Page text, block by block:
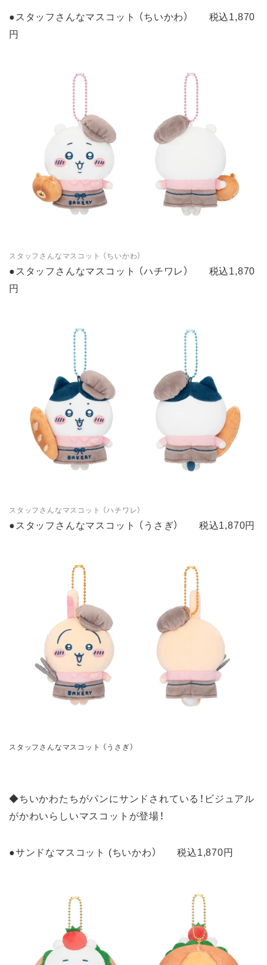
●スタッフさんなマスコット （ちいかわ） 税込1,870
円
スタッフさんなマスコット （ちいかわ）
●スタッフさんなマスコット （ハチワレ） 税込1,870
円
スタッフさんなマスコット （ハチワレ）
●スタッフさんなマスコット （うさぎ） 税込1,870円
スタッフさんなマスコット （うさぎ）
◆ちいかわたちがパンにサンドされている！ビジュアル
がかわいらしいマスコットが登場！
●サンドなマスコット (ちいかわ） 税込1,870円